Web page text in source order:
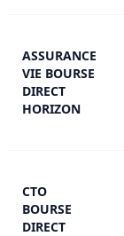
ASSURANCE
VIE BOURSE
DIRECT
HORIZON
CTO
BOURSE
DIRECT